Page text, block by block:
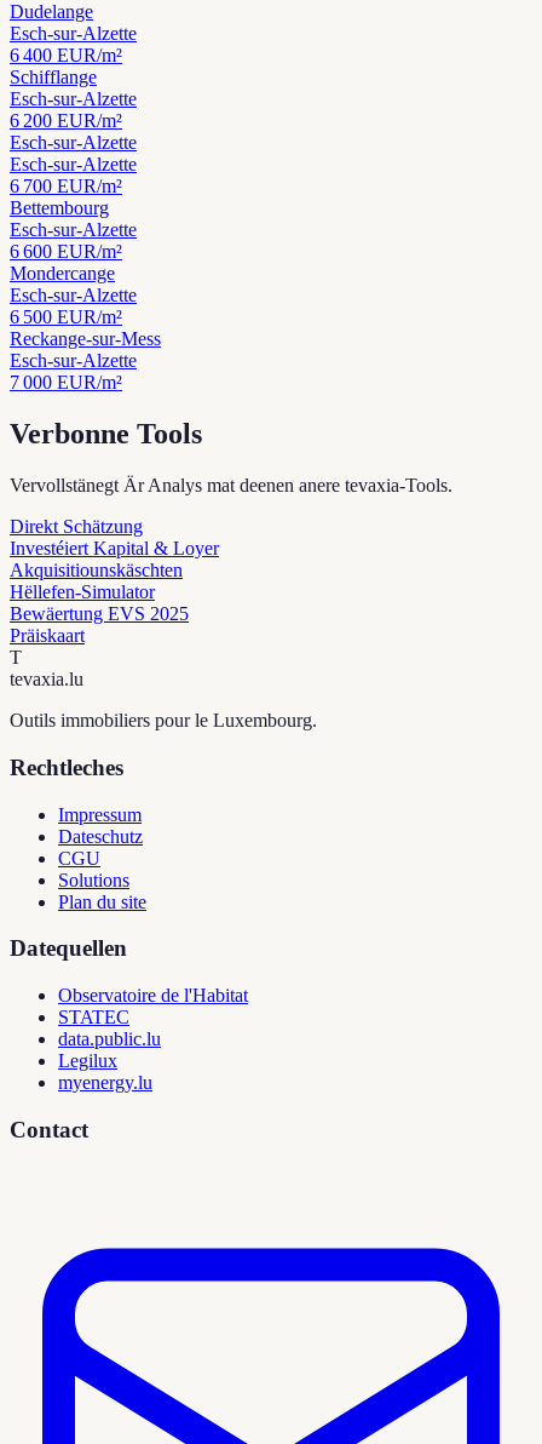
Dudelange
Esch-sur-Alzette
6 400 EUR/m²
Schifflange
Esch-sur-Alzette
6 200 EUR/m²
Esch-sur-Alzette
Esch-sur-Alzette
6 700 EUR/m²
Bettembourg
Esch-sur-Alzette
6 600 EUR/m²
Mondercange
Esch-sur-Alzette
6 500 EUR/m²
Reckange-sur-Mess
Esch-sur-Alzette
7 000 EUR/m²
Verbonne Tools
Vervollstänegt Är Analys mat deenen anere tevaxia-Tools.
Direkt Schätzung
Investéiert Kapital & Loyer
Akquisitiounskäschten
Hëllefen-Simulator
Bewäertung EVS 2025
Präiskaart
T
tevaxia.lu
Outils immobiliers pour le Luxembourg.
Rechtleches
Impressum
Dateschutz
CGU
Solutions
Plan du site
Datequellen
Observatoire de l'Habitat
STATEC
data.public.lu
Legilux
myenergy.lu
Contact